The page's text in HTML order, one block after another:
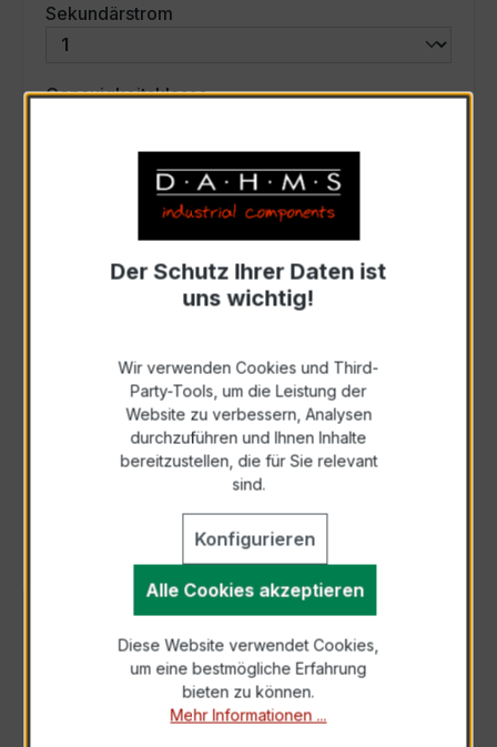
Sekundärstrom
Genauigkeitsklasseauswählen
Scheinleistung (VA)auswählen
Auswahl zurücksetzen
Anfrage schriftlich
Als PDF exportieren
Der EASKD 31.8 3x600/1A 2,5VA Kl.0,2 ist ein
kompakter, hochpräziser Niederspannungs-
Verrechnungsstromwandler der bewährten…
Der Schutz Ihrer Daten ist
uns wichtig!
Wir verwenden Cookies und Third-
Party-Tools, um die Leistung der
Website zu verbessern, Analysen
durchzuführen und Ihnen Inhalte
bereitzustellen, die für Sie relevant
sind.
Konfigurieren
Alle Cookies akzeptieren
Diese Website verwendet Cookies,
um eine bestmögliche Erfahrung
bieten zu können.
Mehr Informationen ...